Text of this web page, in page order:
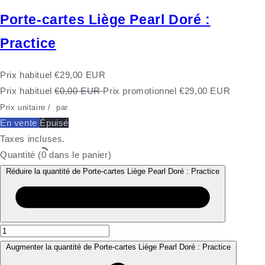
Porte-cartes Liège Pearl Doré :
Practice
Prix habituel €29,00 EUR
Prix habituel €0,00 EURPrix promotionnel €29,00 EUR
Prix unitaire / par
En vente Épuisé
Taxes incluses.
Quantité (0 dans le panier)
Réduire la quantité de Porte-cartes Liège Pearl Doré : Practice
Augmenter la quantité de Porte-cartes Liège Pearl Doré : Practice